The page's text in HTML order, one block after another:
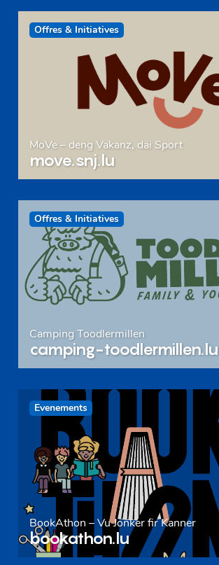
Offres & Initiatives
MoVe – deng Vakanz, däi Sport
move.snj.lu
Offres & Initiatives
Camping Toodlermillen
camping-toodlermillen.lu
Evenements
BookAthon – Vu Jonker fir Kanner
bookathon.lu